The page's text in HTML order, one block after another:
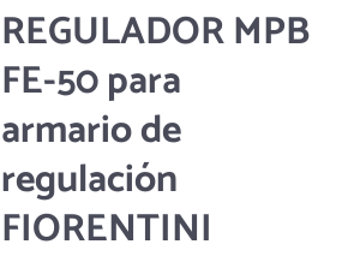
REGULADOR MPB
FE-50 para
armario de
regulación
FIORENTINI